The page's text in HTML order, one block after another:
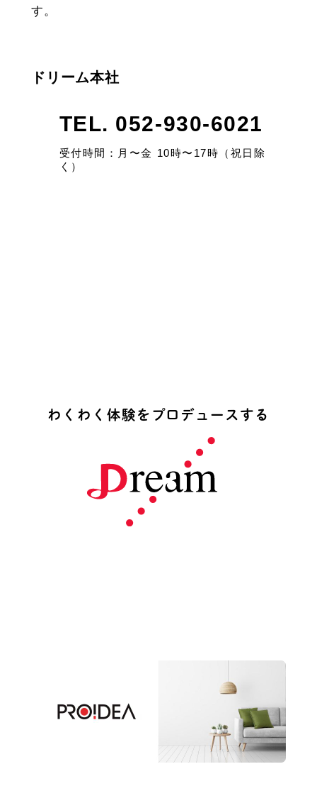
す。
ドリーム本社
TEL. 052-930-6021
受付時間：月〜金 10時〜17時（祝日除
く）
わ く わ く 体験 を プロ デ ュ ー ス す る